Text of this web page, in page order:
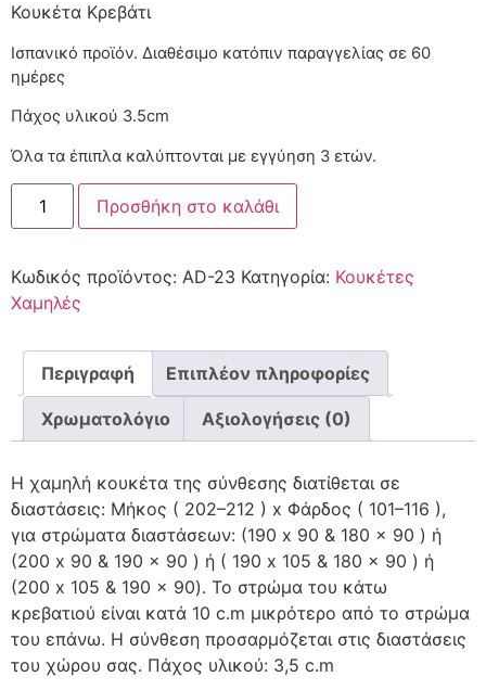
Κουκέτα Κρεβάτι
Ισπανικό προϊόν. Διαθέσιμο κατόπιν παραγγελίας
Πάχος υλικού 3.5cm
Όλα τα έπιπλα καλύπτονται με εγγύηση 3 ετών.
Προσθήκη στο καλάθι
Κωδικός προϊόντος: AD-23 Κατηγορία: Κουκέτες
Χαμηλές
Περιγραφή Επιπλέον πληροφορίες
Χρωματολόγιο Αξιολογήσεις (0)
Η χαμηλή κουκέτα της σύνθεσης διατίθεται σε
διαστάσεις: Μήκος ( 202–212 ) x Φάρδος ( 101–116 ),
για στρώματα διαστάσεων: (190 x 90 & 180 x 90 ) ή
(200 x 90 & 190 x 90 ) ή ( 190 x 105 & 180 x 90 ) ή
(200 x 105 & 190 x 90). Το στρώμα του κάτω
κρεβατιού είναι κατά 10 c.m μικρότερο από το στρώμα
του επάνω. Η σύνθεση προσαρμόζεται στις διαστάσεις
του χώρου σας. Πάχος υλικού: 3,5 c.m